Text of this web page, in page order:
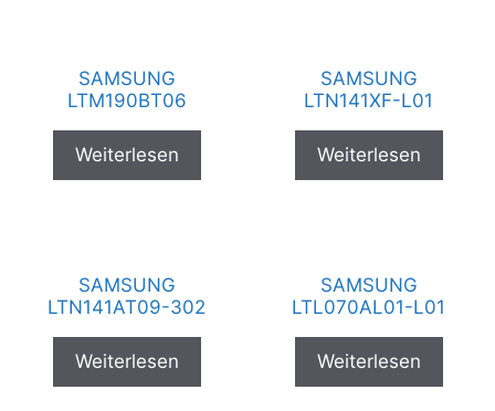
SAMSUNG
LTM190BT06
Weiterlesen
SAMSUNG
LTN141XF-L01
Weiterlesen
SAMSUNG
LTN141AT09-302
Weiterlesen
SAMSUNG
LTL070AL01-L01
Weiterlesen